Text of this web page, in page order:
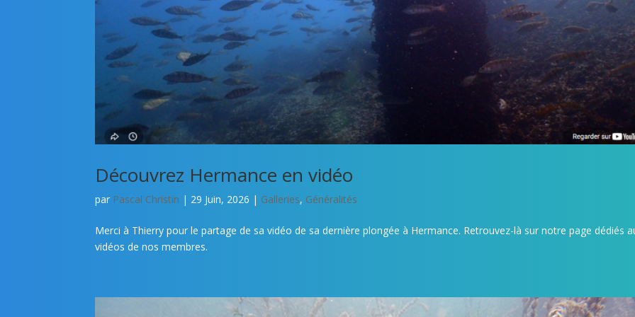
Découvrez Hermance en vidéo
par Pascal Christin | 29 Juin, 2026 | Galleries, Généralités
Merci à Thierry pour le partage de sa vidéo de sa dernière plongée à Hermance. Retrouvez-là sur notre page dédiés
vidéos de nos membres.